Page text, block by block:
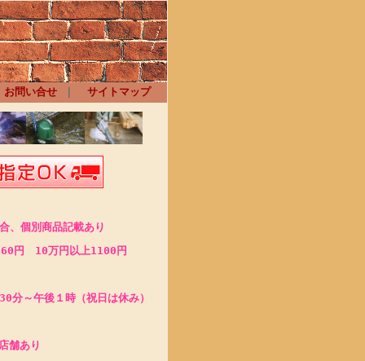
お問い合せ サイトマップ
、 個別商品記載あり
円 10万円以上1100円
～午後１時（祝日は休み）
舗あり